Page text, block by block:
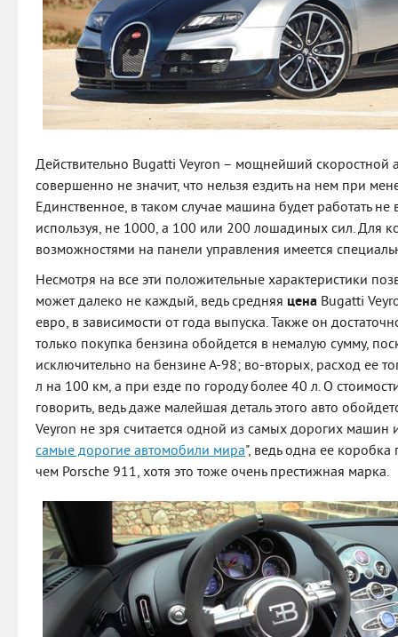
Действительно Bugatti Veyron – мощнейший скоростной
совершенно не значит, что нельзя ездить на нем при
Единственное, в таком случае машина будет работать
используя, не 1000, а 100 или 200 лошадиных сил. Для
возможностями на панели управления имеется
Несмотря на все эти положительные характеристики
может далеко не каждый, ведь средняя цена Bugatti
евро, в зависимости от года выпуска. Также он
только покупка бензина обойдется в немалую сумму,
исключительно на бензине А-98; во-вторых, расход ее
л на 100 км, а при езде по городу более 40 л. О
говорить, ведь даже малейшая деталь этого авто
Veyron не зря считается одной из самых дорогих машин
самые дорогие автомобили мира", ведь одна ее
чем Porsche 911, хотя это тоже очень престижная марка.